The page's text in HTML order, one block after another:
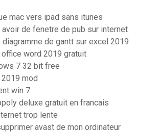
mac vers ipad sans itunes
de fenetre de pub sur internet
diagramme de gantt sur excel 2019
word 2019 gratuit
7 32 bit free
mod
win 7
deluxe gratuit en francais
trop lente
avast de mon ordinateur